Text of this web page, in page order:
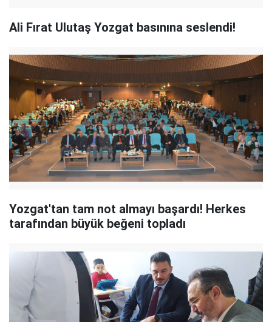
Ali Fırat Ulutaş Yozgat basınına seslendi!
Yozgat'tan tam not almayı başardı! Herkes
tarafından büyük beğeni topladı